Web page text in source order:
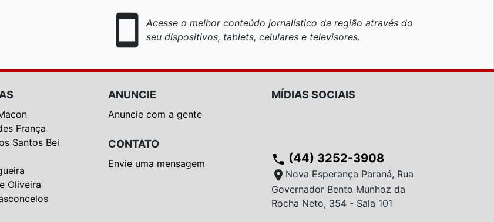
smartphone
Acesse o melhor conteúdo jornalístico da região através do
seu dispositivos, tablets, celulares e televisores.
França
Santos Bei
Oliveira
ANUNCIE
Anuncie com a gente
CONTATO
Envie uma mensagem
MÍDIAS SOCIAIS
phone (44) 3252-3908
location_on Nova Esperança Paraná, Rua
Governador Bento Munhoz da
Rocha Neto, 354 - Sala 101